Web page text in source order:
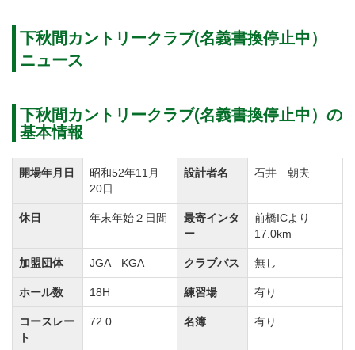
下秋間カントリークラブ(名義書換停止中）
ニュース
下秋間カントリークラブ(名義書換停止中）の
基本情報
開場年月日
昭和52年11月
20日
設計者名 石井 朝夫
休日 年末年始２日間
最寄インタ
ー
前橋ICより
17.0km
加盟団体 JGA KGA クラブバス 無し
ホール数 18H 練習場 有り
コースレー
ト
72.0 名簿 有り